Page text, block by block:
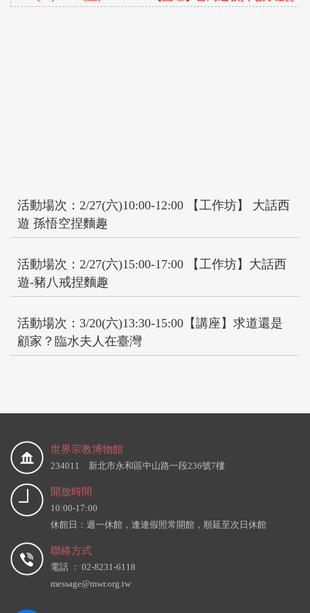
活動場次：2/27(六)10:00-12:00 【工作坊】 大話西
遊 孫悟空捏麵趣
活動場次：2/27(六)15:00-17:00 【工作坊】大話西
遊-豬八戒捏麵趣
活動場次：3/20(六)13:30-15:00【講座】求道還是
顧家？臨水夫人在臺灣
世界宗教博物館
234011 新北市永和區中山路一段236號7樓
開放時間
10:00-17:00
休館日：週一休館，逢連假照常開館，順延至次日休館
聯絡方式
電話 ： 02-8231-6118
message@mwr.org.tw